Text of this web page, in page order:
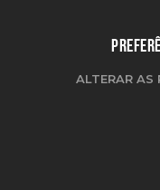
ALTERAR AS